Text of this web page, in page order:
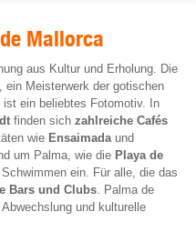
Mallorca
aus Kultur und Erholung. Die
, ein Meisterwerk der gotischen
ein beliebtes Fotomotiv. In
finden sich zahlreiche Cafés
wie Ensaimadaund
um Palma, wie die Playa de
ein. Für alle, die das
Bars und Clubs. Palma de
und kulturelle